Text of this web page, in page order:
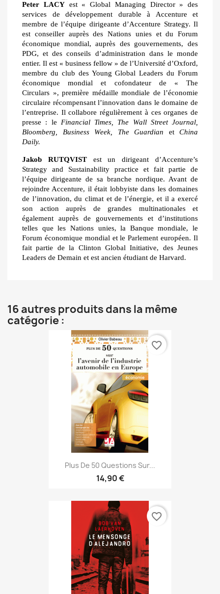
Peter LACYest « Global Managing Director » des
services de développement durable à Accenture et
membre de l’équipe dirigeante d’Accenture Strategy. Il
est conseiller auprès des Nations unies et du Forum
économique mondial, auprès des gouvernements, des
PDG, et des conseils d’administration dans le monde
entier. Il est « business fellow » de l’Université d’Oxford,
membre du club des Young Global Leaders du Forum
économique mondial et cofondateur de « The
Circulars », première médaille mondiale de l’économie
circulaire récompensant l’innovation dans le domaine de
l’entreprise. Il collabore régulièrement à ces organes de
presse : le Financial Times, The Wall Street Journal,
Bloomberg, Business Week, The Guardian et China
Daily.
Jakob RUTQVISTest un dirigeant d’Accenture’s
Strategy and Sustainability practice et fait partie de
l’équipe dirigeante de sa branche nordique. Avant de
rejoindre Accenture, il était lobbyiste dans les domaines
de l’innovation, du climat et de l’énergie, et il a exercé
son action auprès de grandes multinationales et
également auprès de gouvernements et d’institutions
telles que les Nations unies, la Banque mondiale, le
Forum économique mondial et le Parlement européen. Il
fait partie de la Clinton Global Initiative, des Jeunes
Leaders de Demain et est ancien étudiant de Harvard.
16 autres produits dans la même
catégorie :
Plus De 50 Questions Sur...
14,90 €
favorite_border
favorite_border